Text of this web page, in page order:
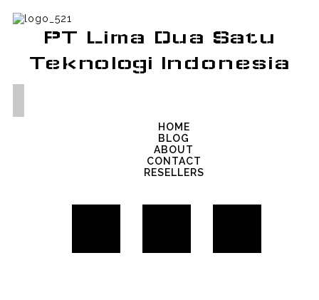
PT Lima Dua Satu
Teknologi Indonesia
HOME
BLOG
ABOUT
CONTACT
RESELLERS